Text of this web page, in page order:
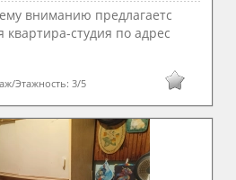
вниманию предлагаетс
студия по адрес
Этажность: 3/5